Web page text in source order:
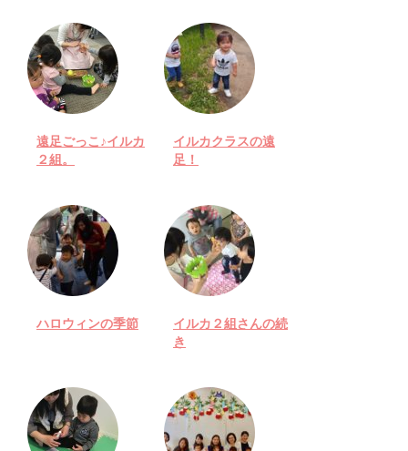
遠足ごっこ♪イルカ
２組。
イルカクラスの遠
足！
ハロウィンの季節
イルカ２組さんの続
き